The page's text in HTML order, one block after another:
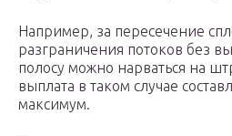
Например, за пересечение
разграничения потоков без
полосу можно нарваться на
выплата в таком случае
максимум.